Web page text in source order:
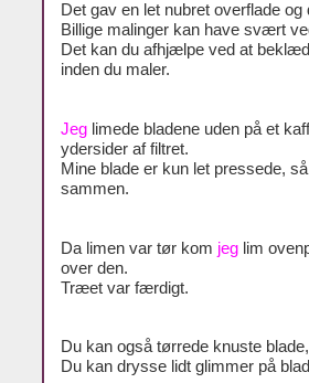
Det gav en let nubret overflade
Billige malinger kan have svært
Det kan du afhjælpe ved at
inden du maler.
Jeg limede bladene uden på et
ydersider af filtret.
Mine blade er kun let pressede, så
sammen.
Da limen var tør kom jeg lim
over den.
Træet var færdigt.
Du kan også tørrede knuste
Du kan drysse lidt glimmer på